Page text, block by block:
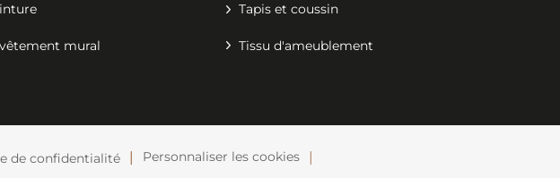
Tapis et coussin
mural Tissu d'ameublement
de confidentialité Personnaliser les cookies